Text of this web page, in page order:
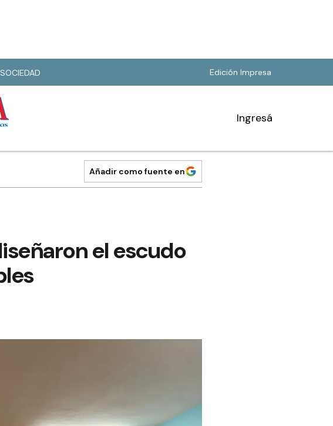
SOCIEDAD Edición Impresa
Ingresá
Añadir como fuente en
el escudo